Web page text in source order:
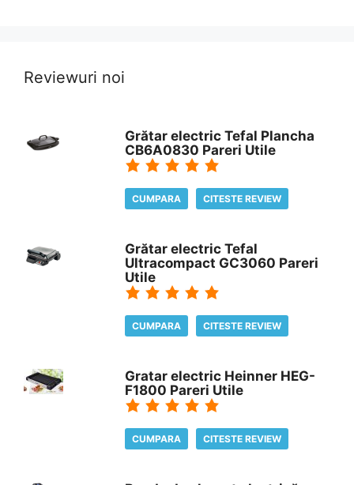
Reviewuri noi
Grătar electric Tefal Plancha
CB6A0830 Pareri Utile
CUMPARA CITESTE REVIEW
Grătar electric Tefal
Ultracompact GC3060 Pareri
Utile
CUMPARA CITESTE REVIEW
Gratar electric Heinner HEG-
F1800 Pareri Utile
CUMPARA CITESTE REVIEW